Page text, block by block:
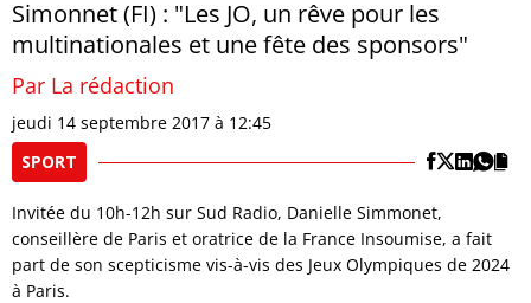
Simonnet (FI) : "Les JO, un rêve pour les
multinationales et une fête des sponsors"
Par La rédaction
jeudi 14 septembre 2017 à 12:45
SPORT
Invitée du 10h-12h sur Sud Radio, Danielle Simmonet,
conseillère de Paris et oratrice de la France Insoumise, a fait
part de son scepticisme vis-à-vis des Jeux Olympiques de 2024
à Paris.